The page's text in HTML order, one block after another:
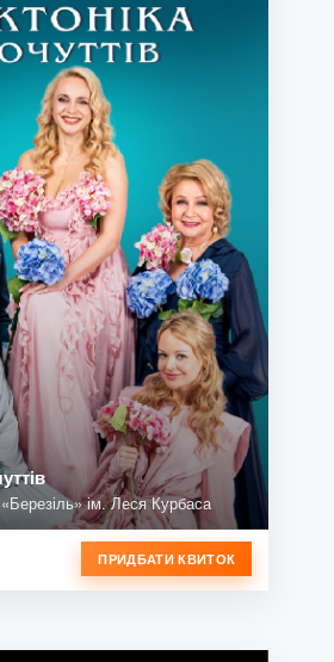
ім. Леся Курбаса
ПРИДБАТИ КВИТОК